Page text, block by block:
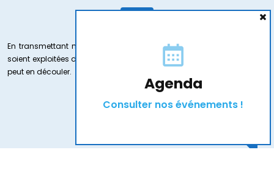
En transmettant mon e-mail j’accepte que les informations saisies
soient exploitées dans le cadre de ma demande et de la relation qui
peut en découler.
Agenda
Consulter nos événements !